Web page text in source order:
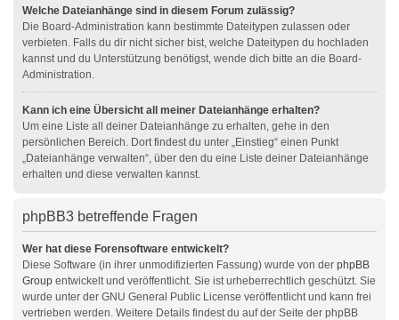
Welche Dateianhänge sind in diesem Forum zulässig?
Die Board-Administration kann bestimmte Dateitypen zulassen oder
verbieten. Falls du dir nicht sicher bist, welche Dateitypen du hochladen
kannst und du Unterstützung benötigst, wende dich bitte an die Board-
Administration.
Kann ich eine Übersicht all meiner Dateianhänge erhalten?
Um eine Liste all deiner Dateianhänge zu erhalten, gehe in den
persönlichen Bereich. Dort findest du unter „Einstieg“ einen Punkt
„Dateianhänge verwalten“, über den du eine Liste deiner Dateianhänge
erhalten und diese verwalten kannst.
phpBB3 betreffende Fragen
Wer hat diese Forensoftware entwickelt?
Diese Software (in ihrer unmodifizierten Fassung) wurde von der phpBB
Group entwickelt und veröffentlicht. Sie ist urheberrechtlich geschützt. Sie
wurde unter der GNU General Public License veröffentlicht und kann frei
vertrieben werden. Weitere Details findest du auf der Seite der phpBB